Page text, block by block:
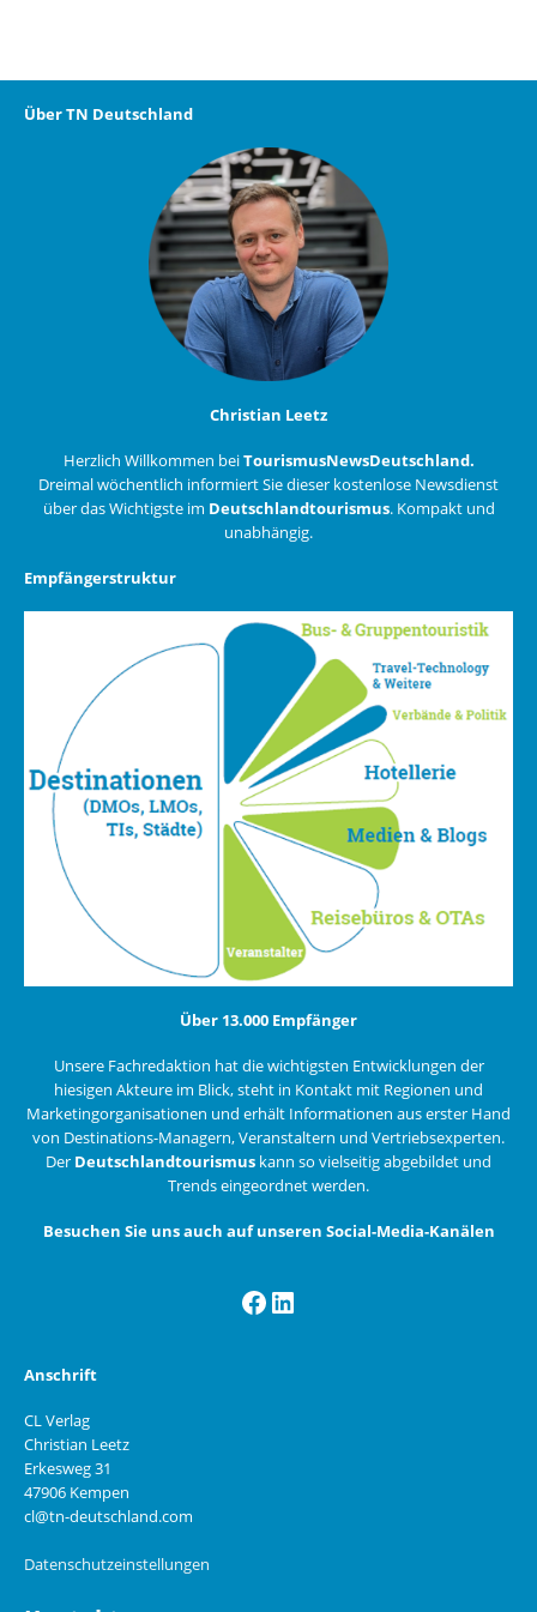
Über TN Deutschland
Christian Leetz
Herzlich Willkommen beiTourismusNewsDeutschland.
Dreimal wöchentlich informiert Sie dieser kostenlose Newsdienst
über das Wichtigste im Deutschlandtourismus. Kompakt und
unabhängig.
Empfängerstruktur
Über 13.000 Empfänger
Unsere Fachredaktion hat die wichtigsten Entwicklungen der
hiesigen Akteure im Blick, steht in Kontakt mit Regionen und
Marketingorganisationen und erhält Informationen aus erster Hand
von Destinations-Managern, Veranstaltern und Vertriebsexperten.
Der Deutschlandtourismus kann so vielseitig abgebildet und
Trends eingeordnet werden.
Besuchen Sie uns auch auf unseren Social-Media-Kanälen
Facebook
LinkedIn
Anschrift
CL Verlag
Christian Leetz
Erkesweg 31
47906 Kempen
cl@tn-deutschland.com
Datenschutzeinstellungen